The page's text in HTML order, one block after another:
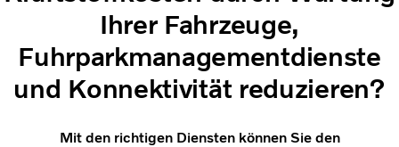
Ihrer Fahrzeuge,
Fuhrparkmanagementdienste
und Konnektivität reduzieren?
Mit den richtigen Diensten können Sie den